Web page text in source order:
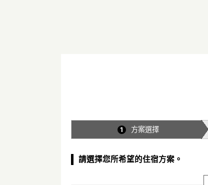
1 方案選擇
請選擇您所希望的住宿方案。